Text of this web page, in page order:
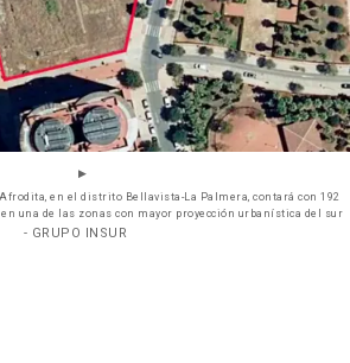
en el distrito Bellavista-La Palmera, contará con 192
una de las zonas con mayor proyección urbanística del sur
- GRUPO INSUR